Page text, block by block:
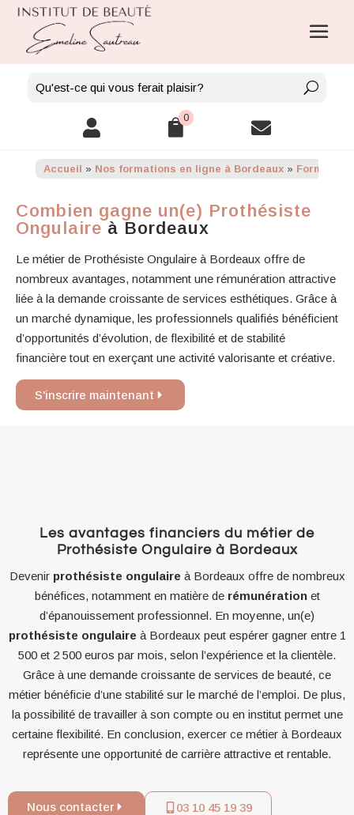
 0 
Accueil » Nos formations en ligne à Bordeaux» Formation
Combien gagne un(e) Prothésiste
Ongulaire à Bordeaux
Le métier de Prothésiste Ongulaire à Bordeaux offre de
nombreux avantages, notamment une rémunération attractive
liée à la demande croissante de services esthétiques. Grâce à
un marché dynamique, les professionnels qualifiés bénéficient
d’opportunités d’évolution, de flexibilité et de stabilité
financière tout en exerçant une activité valorisante et créative.
S'inscrire maintenant
Les avantages financiers du métier de
Prothésiste Ongulaire à Bordeaux
Devenir prothésiste ongulaire à Bordeaux offre de nombreux
bénéfices, notamment en matière de rémunérationet
d’épanouissement professionnel. En moyenne, un(e)
prothésiste ongulaire à Bordeaux peut espérer gagner entre 1
500 et 2 500 euros par mois, selon l’expérience et la clientèle.
Grâce à une demande croissante de services de beauté, ce
métier bénéficie d’une stabilité sur le marché de l’emploi. De plus,
la possibilité de travailler à son compte ou en institut permet une
certaine flexibilité. En conclusion, exercer ce métier à Bordeaux
représente une opportunité de carrière attractive et rentable.
Nous contacter 03 10 45 19 39